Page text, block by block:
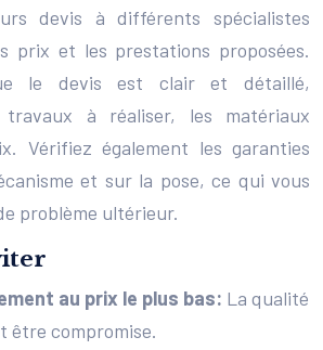
devis à différents spécialistes
prix et les prestations proposées.
le devis est clair et détaillé,
à réaliser, les matériaux
Vérifiez également les garanties
et sur la pose, ce qui vous
problème ultérieur.
au prix le plus bas: La qualité
être compromise.